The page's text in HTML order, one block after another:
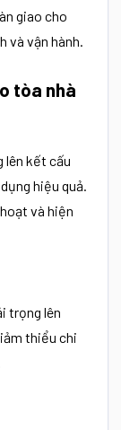
giao cho
và vận hành.
tòa nhà
lên kết cấu
hiệu quả.
và hiện
trọng lên
thiểu chi